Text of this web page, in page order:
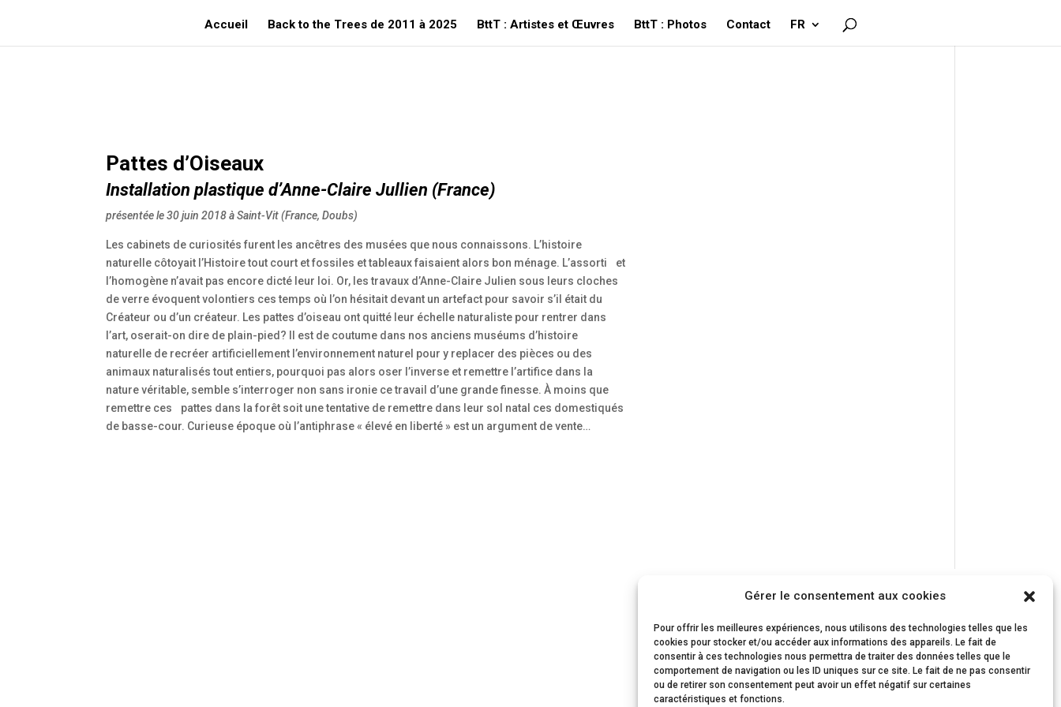
Gérer le consentement aux cookies
Pour offrir les meilleures expériences, nous utilisons des technologies telles que les
cookies pour stocker et/ou accéder aux informations des appareils. Le fait de
consentir à ces technologies nous permettra de traiter des données telles que le
comportement de navigation ou les ID uniques sur ce site. Le fait de ne pas consentir
ou de retirer son consentement peut avoir un effet négatif sur certaines
caractéristiques et fonctions.
Accueil Back to the Trees de 2011 à 2025 BttT : Artistes et Œuvres BttT : Photos Contact FR
Pattes d’Oiseaux
Installation plastique d’Anne-Claire Jullien (France)
présentée le 30 juin 2018 à Saint-Vit (France, Doubs)
Les cabinets de curiosités furent les ancêtres des musées que nous connaissons. L’histoire
naturelle côtoyait l’Histoire tout court et fossiles et tableaux faisaient alors bon ménage. L’assorti et
l’homogène n’avait pas encore dicté leur loi. Or, les travaux d’Anne-Claire Julien sous leurs cloches
de verre évoquent volontiers ces temps où l’on hésitait devant un artefact pour savoir s’il était du
Créateur ou d’un créateur. Les pattes d’oiseau ont quitté leur échelle naturaliste pour rentrer dans
l’art, oserait-on dire de plain-pied? Il est de coutume dans nos anciens muséums d’histoire
naturelle de recréer artificiellement l’environnement naturel pour y replacer des pièces ou des
animaux naturalisés tout entiers, pourquoi pas alors oser l’inverse et remettre l’artifice dans la
nature véritable, semble s’interroger non sans ironie ce travail d’une grande finesse. À moins que
remettre ces pattes dans la forêt soit une tentative de remettre dans leur sol natal ces domestiqués
de basse-cour. Curieuse époque où l’antiphrase « élevé en liberté » est un argument de vente…